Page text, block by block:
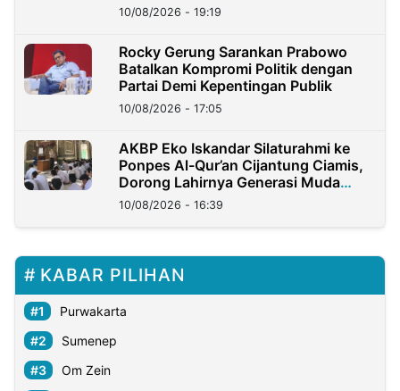
10/08/2026 - 19:19
Rocky Gerung Sarankan Prabowo
Batalkan Kompromi Politik dengan
Partai Demi Kepentingan Publik
10/08/2026 - 17:05
AKBP Eko Iskandar Silaturahmi ke
Ponpes Al-Qur’an Cijantung Ciamis,
Dorong Lahirnya Generasi Muda
Berkarakter
10/08/2026 - 16:39
KABAR PILIHAN
Purwakarta
Sumenep
Om Zein